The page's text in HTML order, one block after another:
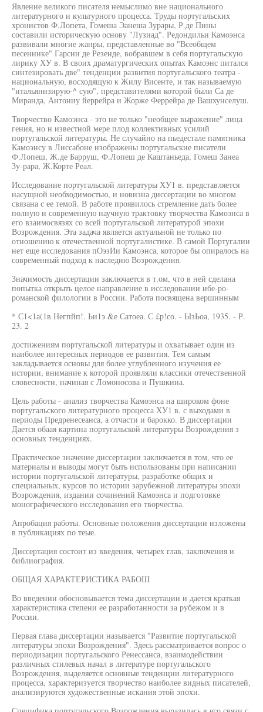
Явление великого писателя немыслимо вне национального
литературного и культурного процесса. Труды португальских
хронистов Ф.Лопета, Гомеша Эанеша Зурары, Р.де Пины
составили историческую основу "Лузиад". Редондильи Камоэнса
развивали многие жанры, представленные во "Всеобщем
песеннике" Гарсии де Резенде, вобравшем в себя португальскую
лирику ХУ в. В своих драматургических опытах Камоэнс питался
синтезировать две" тенденции развития португальского театра -
национальную, восходящую к Жилу Висенте, и так называемую
"итальянизирую-^ сую", представителями которой были Са де
Миранда, Антониу йеррейра и Жорже Феррейра де Вашхунселуш.
Творчество Камоэнса - это не только "необщее выражение" лица
гения, но н известной мере плод коллективных усилий
португальской литературы. Не случайно на пьедестале памятника
Камоэнсу в Лиссабоне изображены португальские писатели
Ф.Лопеш, Ж.де Барруш, Ф.Лопеш де Каштаньеда, Гомеш Занеа
Зу-рара, Ж.Корте Реал.
Исследование португальской литературы ХУ1 в. представляется
насущной необходимостью, и новизна диссертации во многом
связана с ее темой. В работе проявилось стремление дать более
полную и современную научную трактовку творчества Камоэнса в
его взаимосвязях со всей португальской литературой эпохи
Возрождения. Эта задача является актуальной не только по
отношению к отечественной португалистике. В самой Португалии
нет еще исследования пОэзИи Камоэнса, которое бы опиралось на
современный подход к наследию Возрождения.
Значимость диссертации заключается в т.ом, что в ней сделана
попытка открыть целое направление в исследовании ибе-ро-
романской филологии в России. Работа посвящена вершинным
* С1<1а(1в Негпйп!. Ьи1э &е Сатоеа. С £р!со. - ЫзЬоа, 1935. - Р.
23. 2
достижениям португальской литературы и охватывает один из
наиболее интересных периодов ее развития. Тем самым
закладывается основы для более углубленного изучения ее
истории, внимание к которой проявляли классики отечественной
словесности, начиная с Ломоносова и Пушкина.
Цель работы - анализ творчества Камоэнса на широком фоне
португальского литературного процесса ХУ1 в. с выходами в
периоды Предренесеанса, а отчасти и барокко. В диссертации
Дается обаая картина португальской литературы Возрождения з
основных тенденциях.
Практическое значение диссертации заключается в том, что ее
материалы и выводы могут быть использованы при написании
истории португальской литературы, разработке общих и
специальных, курсов по истории зарубежной литературы эпохи
Возрождения, издании сочинений Камоэнса и подготовке
монографического исследования его творчества.
Апробация работы. Основные положения диссертации изложены
в публикациях по теые.
Диссертация состоит из введения, четырех глав, заключения и
библиография.
ОБЩАЯ ХАРАКТЕРИСТИКА РАБОШ
Во введении обосновывается тема диссертации и дается краткая
характеристика степени ее разработанности за рубежом и в
России.
Первая глава диссертации называется "Развитие португальской
литературы эпохи Возрождения". Здесь рассматривается вопрос о
периодизации португальского Ренессанса, взаимодействии
различных стилевых начал в литературе португальского
Возрождения, выделяется основные тенденции литературного
процесса, характеризуется творчество наиболее видных писателей,
анализируются художественные искания этой эпохи.